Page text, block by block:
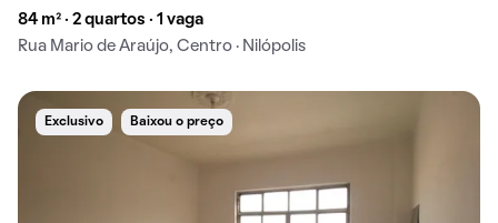
84 m² · 2 quartos · 1 vaga
Rua Mario de Araújo, Centro · Nilópolis
Exclusivo Baixou o preço